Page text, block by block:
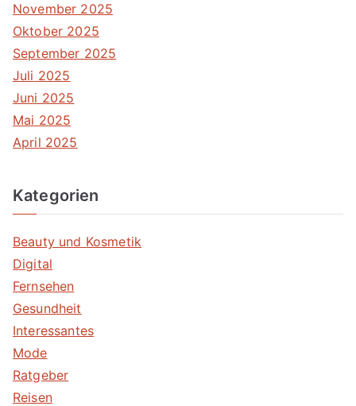
November 2025
Oktober 2025
September 2025
Juli 2025
Juni 2025
Mai 2025
April 2025
Kategorien
Beauty und Kosmetik
Digital
Fernsehen
Gesundheit
Interessantes
Mode
Ratgeber
Reisen